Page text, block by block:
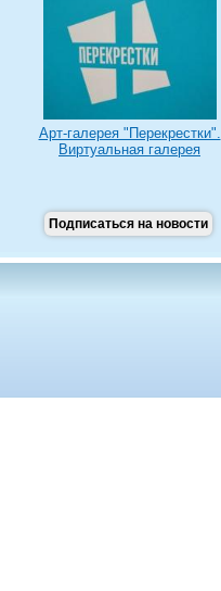
Арт-галерея "Перекрестки".
Виртуальная галерея
Подписаться на новости